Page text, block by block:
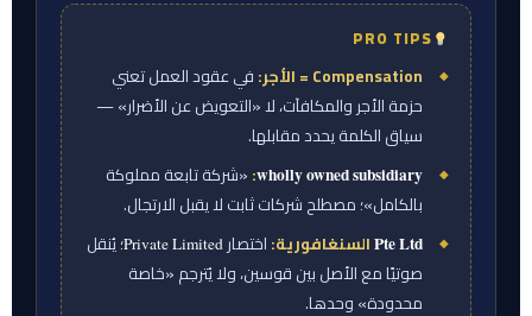
ورقة المترجم — الترجمة النموذجية
البند 1.03 — الأجر.
يكون الأجر المستحق بموجب
هذه الاتفاقية وفقًا للاتفاقية القائمة بين المدير
التنفيذي والشركة التابعة المملوكة بالكامل
للشركة، وهي شركة أوتساو ديجيتال بي تي إي
المحدودة (Otsaw Digital Pte Ltd). ويخضع الأجر
كذلك لموافقة مجلس إدارة الشركة و/أو لجان
الأجور والمكافآت.
PRO TIPS
Compensation = الأجر:
في عقود العمل تعني
حزمة الأجر والمكافآت، لا «التعويض عن الأضرار» —
سياق الكلمة يحدد مقابلها.
wholly owned subsidiary
: «شركة تابعة مملوكة
بالكامل»؛ مصطلح شركات ثابت لا يقبل الارتجال.
Pte Ltd السنغافورية: اختصارPrivate Limited؛ يُنقل
صوتيًا مع الأصل بين قوسين، ولا يُترجم «خاصة
محدودة» وحدها.